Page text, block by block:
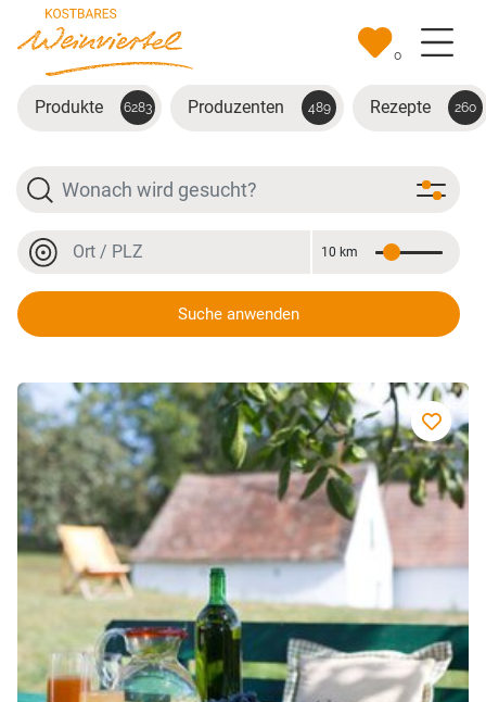
Zum Hauptinhalt springen
0
Produkte 6283 Produzenten 489 Rezepte 260
Suche
Ort oder PLZ
Entfernung
10 km
Suche anwenden
Cuvée "Womanizer"